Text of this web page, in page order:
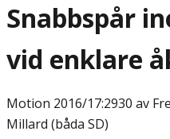
Snabbspår
vid enklare
Motion 2016/17:2930 av
Millard (båda SD)